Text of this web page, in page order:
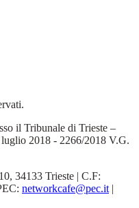
il Tribunale di Trieste –
2018 - 2266/2018 V.G.
34133 Trieste | C.F:
networkcafe@pec.it |